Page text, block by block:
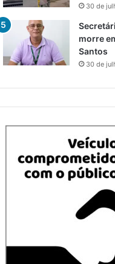
30 de
morre
Santos
30 de